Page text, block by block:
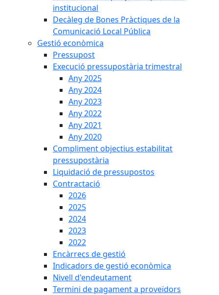
institucional
Decàleg de Bones Pràctiques de la
Comunicació Local Pública
Gestió econòmica
Pressupost
Execució pressupostària trimestral
Any 2025
Any 2024
Any 2023
Any 2022
Any 2021
Any 2020
Compliment objectius estabilitat
pressupostària
Liquidació de pressupostos
Contractació
2026
2025
2024
2023
2022
Encàrrecs de gestió
Indicadors de gestió econòmica
Nivell d'endeutament
Termini de pagament a proveïdors